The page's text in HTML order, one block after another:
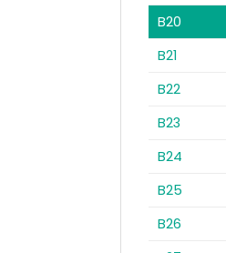
B20
B21
B22
B23
B24
B25
B26